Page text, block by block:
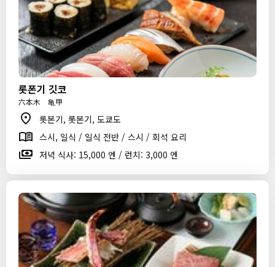
롯폰기 깃코
六本木 亀甲
롯본기, 롯본기, 도쿄도
스시, 일식 / 일식 전반 / 스시 / 회석 요리
저녁 식사: 15,000 엔 / 런치: 3,000 엔